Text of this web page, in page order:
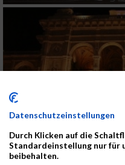
Datenschutzeinstellungen
Durch Klicken auf die
Standardeinstellung nur für
beibehalten.